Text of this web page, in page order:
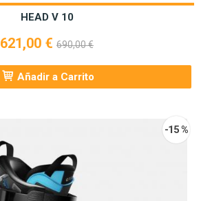
HEAD V 10
621,00 € 690,00 €
Añadir a Carrito
-15 %